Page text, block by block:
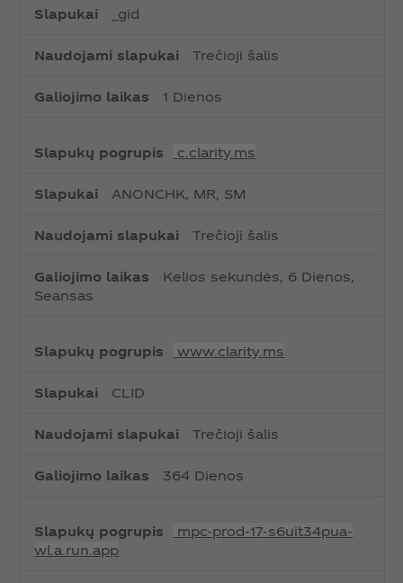
_gid
Trečioji šalis
1 Dienos
c.clarity.ms
ANONCHK, MR, SM
Trečioji šalis
Kelios sekundės, 6 Dienos,
Seansas
www.clarity.ms
CLID
Trečioji šalis
364 Dienos
mpc-prod-17-s6uit34pua-
wl.a.run.app